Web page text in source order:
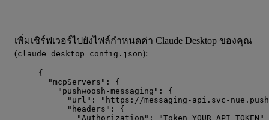
เพิ่มเซิร์ฟเวอร์ไปยังไฟล์กำหนดค่า Claude Desktop ของคุณ
(claude_desktop_config.json):
{
"mcpServers" : {
"pushwoosh-messaging" : {
"url" : " https://messaging-api.svc-
"headers" : {
"Authorization" : "Token YOUR_API_TOKEN "